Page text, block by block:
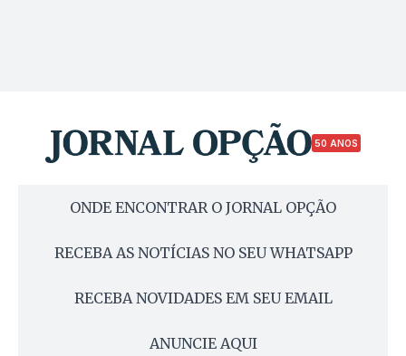
50 ANOS
ONDE ENCONTRAR O JORNAL OPÇÃO
RECEBA AS NOTÍCIAS NO SEU WHATSAPP
RECEBA NOVIDADES EM SEU EMAIL
ANUNCIE AQUI